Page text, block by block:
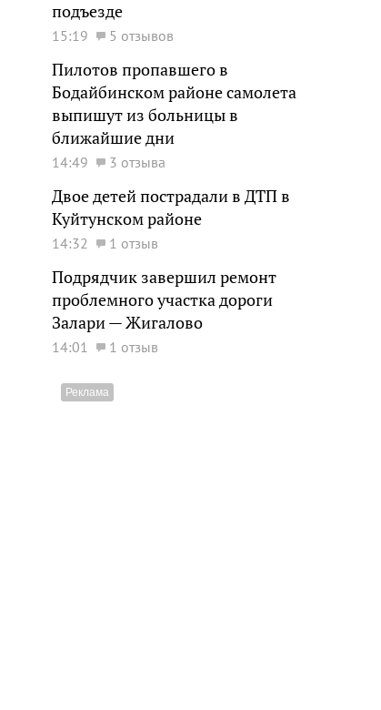
подъезде
15:19 5 отзывов
Пилотов пропавшего в
Бодайбинском районе самолета
выпишут из больницы в
ближайшие дни
14:49 3 отзыва
Двое детей пострадали в ДТП в
Куйтунском районе
14:32 1 отзыв
Подрядчик завершил ремонт
проблемного участка дороги
Залари — Жигалово
14:01 1 отзыв